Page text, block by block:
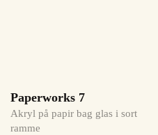
Paperworks 7
Akryl på papir bag glas i sort
ramme